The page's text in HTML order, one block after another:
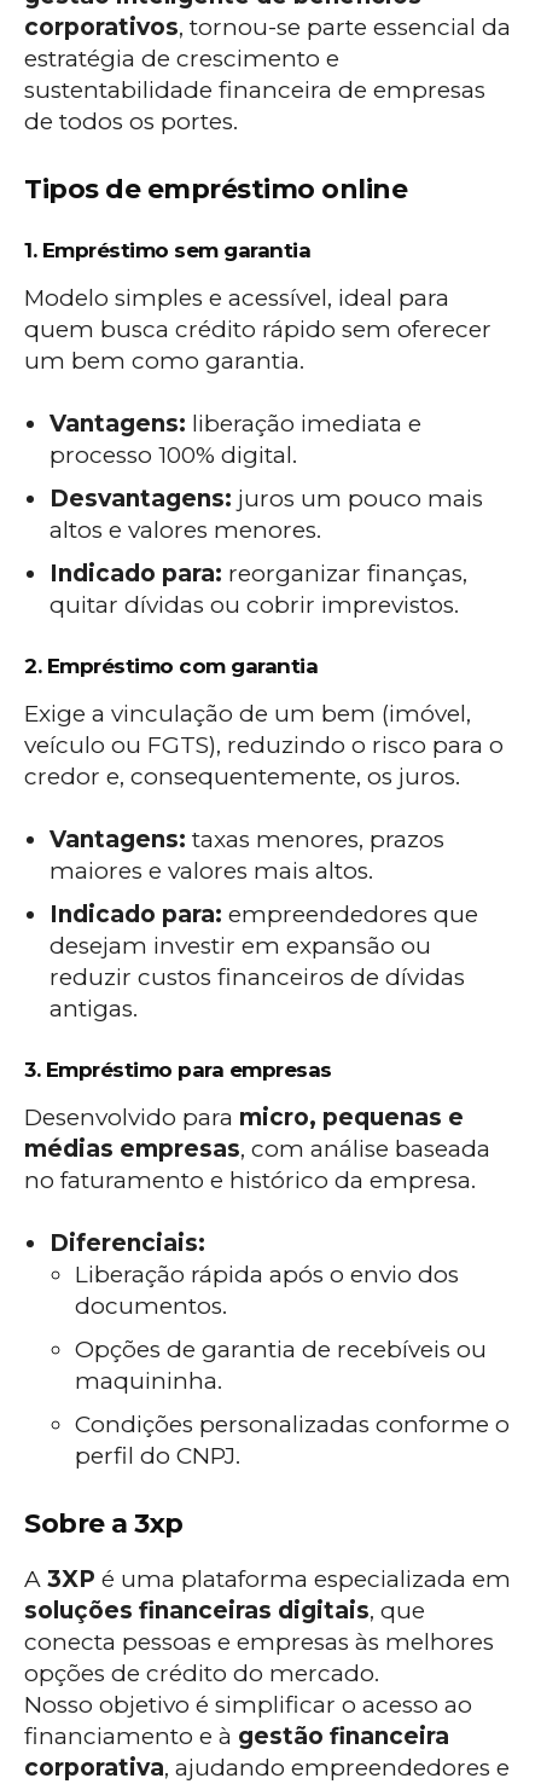
corporativos, tornou-se parte essencial da
estratégia de crescimento e
sustentabilidade financeira de empresas
de todos os portes.
Tipos de empréstimo online
1. Empréstimo sem garantia
Modelo simples e acessível, ideal para
quem busca crédito rápido sem oferecer
um bem como garantia.
Vantagens: liberação imediata e
processo 100% digital.
Desvantagens: juros um pouco mais
altos e valores menores.
Indicado para: reorganizar finanças,
quitar dívidas ou cobrir imprevistos.
2. Empréstimo com garantia
Exige a vinculação de um bem (imóvel,
veículo ou FGTS), reduzindo o risco para o
credor e, consequentemente, os juros.
Vantagens: taxas menores, prazos
maiores e valores mais altos.
Indicado para: empreendedores que
desejam investir em expansão ou
reduzir custos financeiros de dívidas
antigas.
3. Empréstimo para empresas
Desenvolvido para micro, pequenas e
médias empresas, com análise baseada
no faturamento e histórico da empresa.
Diferenciais:
Liberação rápida após o envio dos
documentos.
Opções de garantia de recebíveis ou
maquininha.
Condições personalizadas conforme o
perfil do CNPJ.
Sobre a 3xp
A 3XP é uma plataforma especializada em
soluções financeiras digitais, que
conecta pessoas e empresas às melhores
opções de crédito do mercado.
Nosso objetivo é simplificar o acesso ao
financiamento e à gestão financeira
corporativa, ajudando empreendedores e